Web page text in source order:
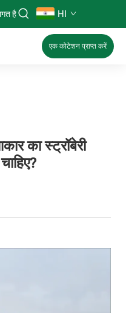
है HI
एक कोटेशन प्राप्त करें
का स्ट्रॉबेरी